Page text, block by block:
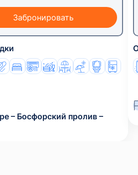
– Босфорский пролив –